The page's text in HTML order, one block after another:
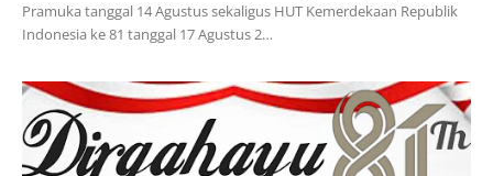
Pramuka tanggal 14 Agustus sekaligus HUT Kemerdekaan Republik
Indonesia ke 81 tanggal 17 Agustus 2…